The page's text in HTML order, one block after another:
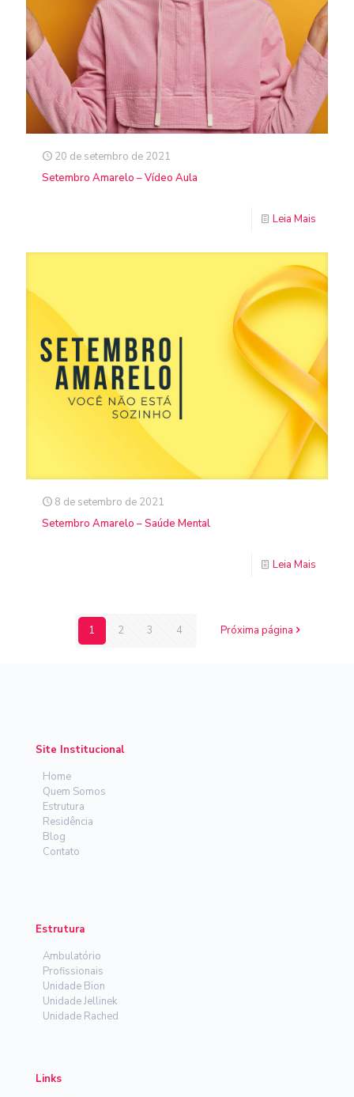
20 de setembro de 2021
Setembro Amarelo – Vídeo Aula
Leia Mais
8 de setembro de 2021
Setembro Amarelo – Saúde Mental
Leia Mais
1 2 3 4 Próxima página
Site Institucional
Home
Quem Somos
Estrutura
Residência
Blog
Contato
Estrutura
Ambulatório
Profissionais
Unidade Bion
Unidade Jellinek
Unidade Rached
Links